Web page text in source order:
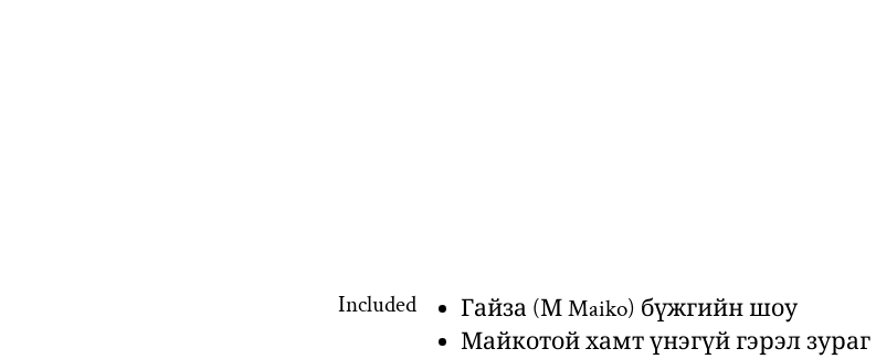
Included
Гайза (М Maiko) бүжгийн шоу
Майкотой хамт үнэгүй гэрэл зураг